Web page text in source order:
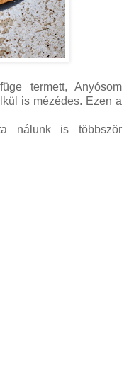
termett, Anyósom
is mézédes. Ezen a
nálunk is többször